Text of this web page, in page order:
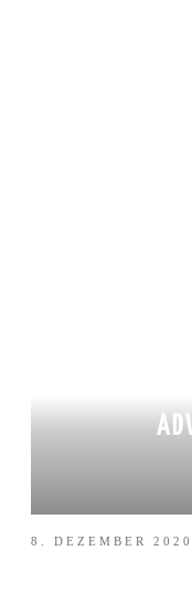
8. DEZEMBER 2020